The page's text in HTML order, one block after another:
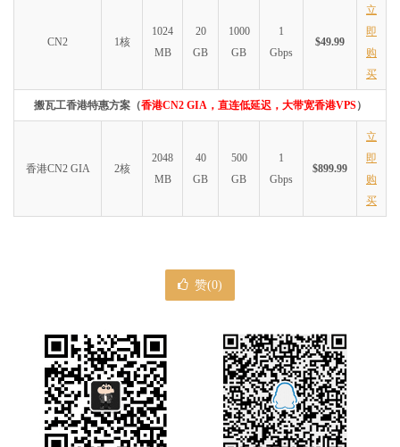
CN2 1核
1024
MB
20
GB
1000
GB
1
Gbps
$49.99
立
即
购
买
搬瓦工香港特惠方案（香港CN2 GIA，直连低延迟，大带宽香港VPS）
香港CN2 GIA 2核
2048
MB
40
GB
500
GB
1
Gbps
$899.99
立
即
购
买
赞(0)